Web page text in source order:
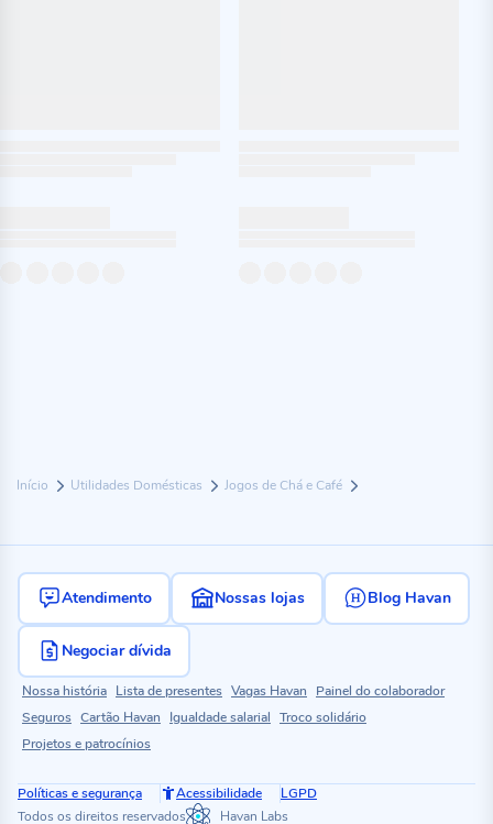
Início Utilidades Domésticas Jogos de Chá e Café
Atendimento Nossas lojas Blog Havan
Negociar dívida
Nossa história Lista de presentes Vagas Havan
Painel do colaborador
Seguros Cartão Havan Igualdade salarial Troco solidário
Projetos e patrocínios
Políticas e segurança Acessibilidade
LGPD
Todos os direitos reservados
Havan Labs